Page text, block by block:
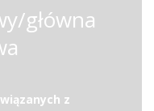
główna
z